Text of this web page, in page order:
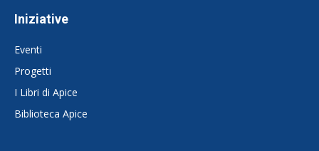
Iniziative
Eventi
Progetti
I Libri di Apice
Biblioteca Apice